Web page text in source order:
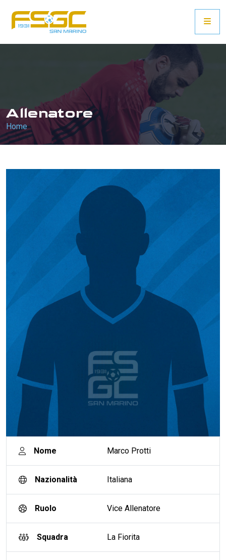
Allenatore
Home
Nome Marco Protti
Nazionalità Italiana
Ruolo Vice Allenatore
Squadra La Fiorita